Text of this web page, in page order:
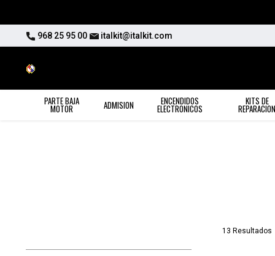
968 25 95 00 italkit@italkit.com
PARTE BAJA
MOTOR ADMISION ENCENDIDOS
ELECTRONICOS
KITS DE
13 Resultados